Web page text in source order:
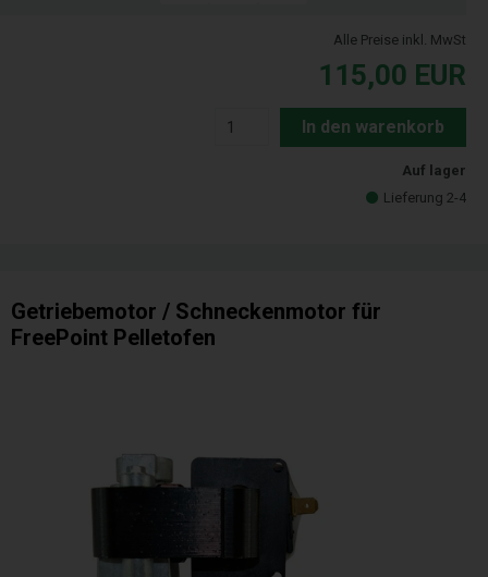
Alle Preise inkl. MwSt
115,00 EUR
In den warenkorb
Auf lager
Lieferung 2-4
Getriebemotor / Schneckenmotor für
FreePoint Pelletofen